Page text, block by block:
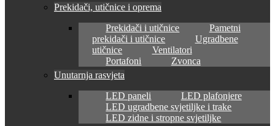
Prekidači, utičnice i oprema
Prekidači i utičnice
Pametni
prekidači i utičnice
Ugradbene
utičnice
Ventilatori
Portafoni
Zvonca
Unutarnja rasvjeta
LED paneli
LED plafonjere
LED ugradbene svjetiljke i trake
LED zidne i stropne svjetiljke